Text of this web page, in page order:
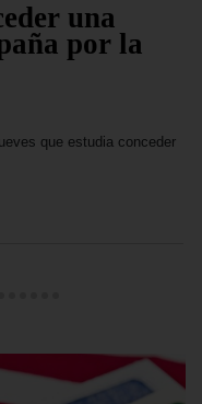
una
por la
que estudia conceder